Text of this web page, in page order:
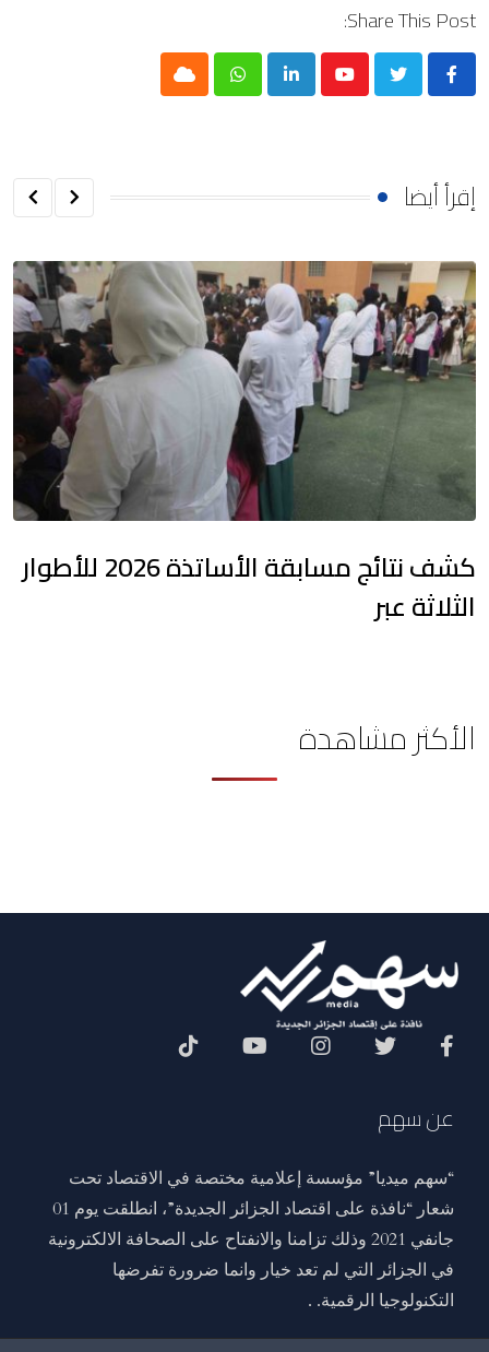
Share This Post:
Youtube
LinkedIn
Whatsapp
Cloud
إقرأ أيضا
كشف نتائج مسابقة الأساتذة 2026 للأطوار
الثلاثة عبر
الأكثر مشاهدة
عن سهم
“سهم ميديا” مؤسسة إعلامية مختصة في الاقتصاد تحت
شعار “نافذة على اقتصاد الجزائر الجديدة”، انطلقت يوم 01
جانفي 2021 وذلك تزامنا والانفتاح على الصحافة الالكترونية
في الجزائر التي لم تعد خيار وانما ضرورة تفرضها
التكنولوجيا الرقمية. .